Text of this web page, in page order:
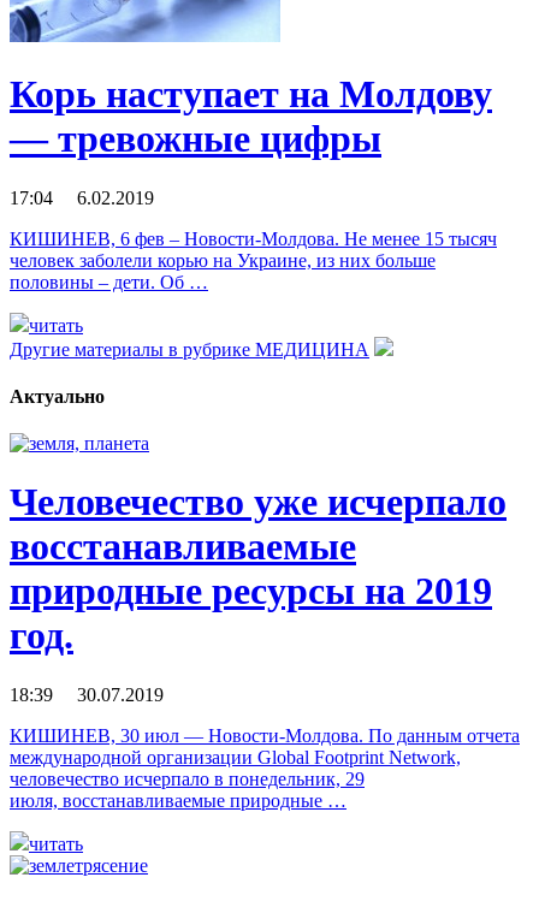
Корь наступает на Молдову
— тревожные цифры
17:04 6.02.2019
КИШИНЕВ, 6 фев – Новости-Молдова. Не менее 15 тысяч
человек заболели корью на Украине, из них больше
половины – дети. Об …
читать
Другие материалы в рубрике МЕДИЦИНА
Актуально
Человечество уже исчерпало
восстанавливаемые
природные ресурсы на 2019
год.
18:39 30.07.2019
КИШИНЕВ, 30 июл — Новости-Молдова. По данным отчета
международной организации Global Footprint Network,
человечество исчерпало в понедельник, 29
июля, восстанавливаемые природные …
читать